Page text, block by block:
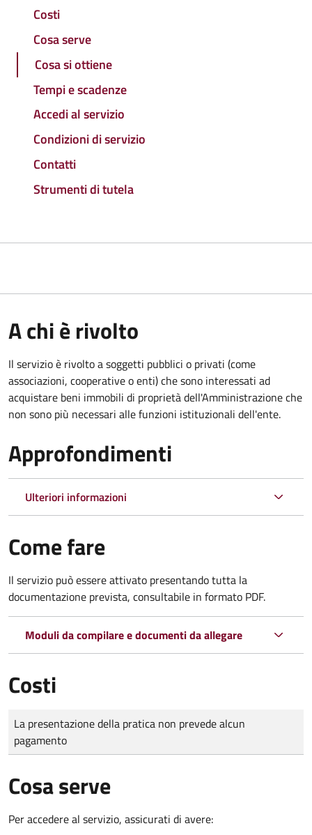
Costi
Cosa serve
Cosa si ottiene
Tempi e scadenze
Accedi al servizio
Condizioni di servizio
Contatti
Strumenti di tutela
A chi è rivolto
Il servizio è rivolto a soggetti pubblici o privati (come
associazioni, cooperative o enti) che sono interessati ad
acquistare beni immobili di proprietà dell'Amministrazione che
non sono più necessari alle funzioni istituzionali dell'ente.
Approfondimenti
Ulteriori informazioni
Come fare
Il servizio può essere attivato presentando tutta la
documentazione prevista, consultabile in formato PDF.
Moduli da compilare e documenti da allegare
Costi
Tipo di pagamento
Importo
La presentazione della pratica non prevede alcun
pagamento
Cosa serve
Per accedere al servizio, assicurati di avere: